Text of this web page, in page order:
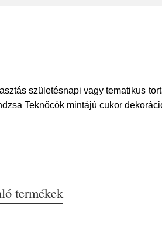
születésnapi vagy tematikus
Teknőcök mintájú cukor
termékek